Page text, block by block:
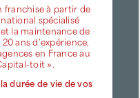
franchise à partir de
spécialisé
la maintenance de
ans d’expérience,
en France au
toit ».
durée de vie de vos